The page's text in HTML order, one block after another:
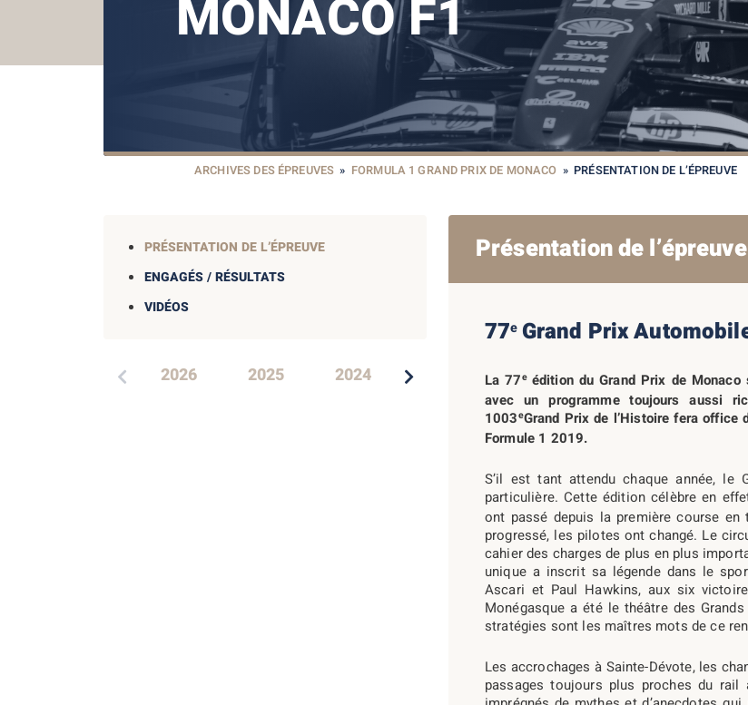
MONACO F1
ARCHIVES DES ÉPREUVES » FORMULA 1 GRAND PRIX DE MONACO »PRÉSENTATION DE L’ÉPREUVE
PRÉSENTATION DE L’ÉPREUVE
ENGAGÉS / RÉSULTATS
VIDÉOS
2026 2025 2024 2022 2021 2020
Présentation de l’épreuve
77e Grand Prix
La 77e édition du Grand Prix de
avec un programme toujours aussi
1003eGrand Prix de l’Histoire fera office
Formule 1 2019.
S’il est tant attendu chaque année, le
particulière. Cette édition célèbre en
ont passé depuis la première course
progressé, les pilotes ont changé. Le
cahier des charges de plus en plus
unique a inscrit sa légende dans le
Ascari et Paul Hawkins, aux six
Monégasque a été le théâtre des
stratégies sont les maîtres mots de ce
Les accrochages à Sainte-Dévote, les
passages toujours plus proches du